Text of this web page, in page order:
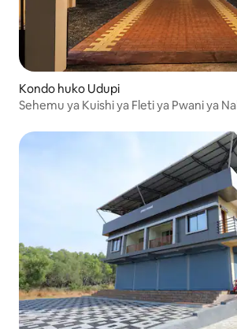
Kondo huko Udupi
Sehemu ya Kuishi ya Fleti ya Pwani ya